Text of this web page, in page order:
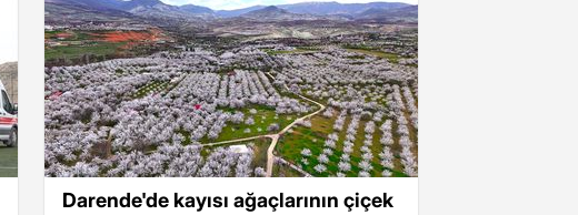
Darende'de kayısı ağaçlarının çiçek